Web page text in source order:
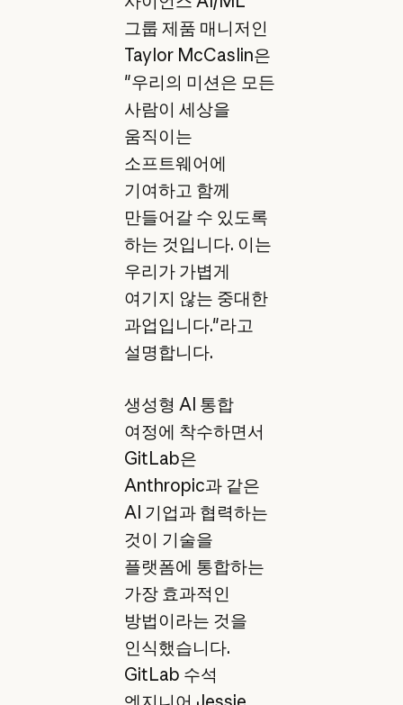
그룹 제품 매니저인
Taylor McCaslin은
"우리의 미션은 모든
사람이 세상을
움직이는
소프트웨어에
기여하고 함께
만들어갈 수 있도록
하는 것입니다. 이는
우리가 가볍게
여기지 않는 중대한
과업입니다."라고
설명합니다.
생성형 AI 통합
여정에 착수하면서
GitLab은
Anthropic과 같은
AI 기업과 협력하는
것이 기술을
플랫폼에 통합하는
가장 효과적인
방법이라는 것을
인식했습니다.
GitLab 수석